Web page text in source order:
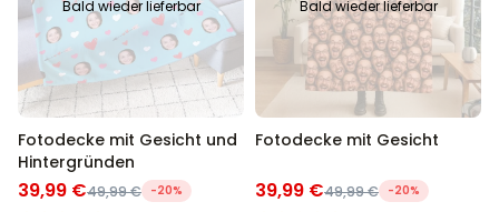
Personalisierbar
Personalisierbarer Bierkrug
mit Logo und Gesicht
über 68.600
mal gekauft
39,99 €
Personalisierbar
Personalisierbarer Pullover
mit deiner Zeichnung vorne
Bald wieder lieferbar
Fotodecke mit Gesicht und
Hintergründen
39,99 €49,99 € -20%
Bald wieder lieferbar
Fotodecke mit Gesicht
39,99 €49,99 € -20%